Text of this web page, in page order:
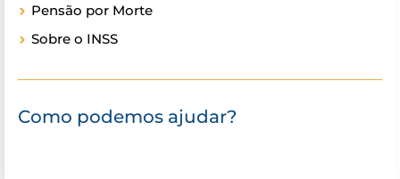
Pensão por Morte
Sobre o INSS
Como podemos ajudar?